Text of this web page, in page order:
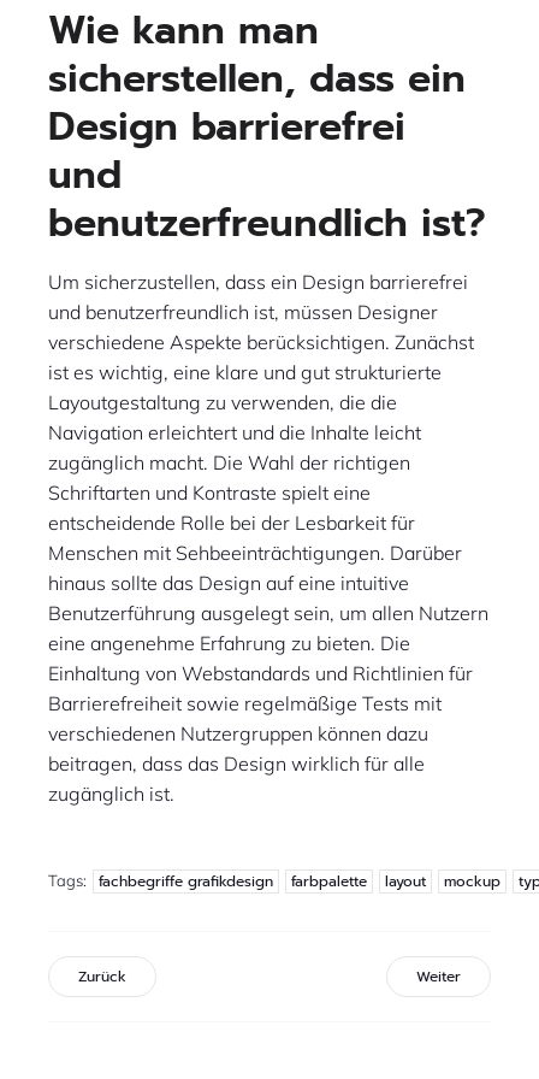
Wie kann man
sicherstellen, dass ein
Design barrierefrei
und
benutzerfreundlich ist?
Um sicherzustellen, dass ein Design barrierefrei
und benutzerfreundlich ist, müssen Designer
verschiedene Aspekte berücksichtigen. Zunächst
ist es wichtig, eine klare und gut strukturierte
Layoutgestaltung zu verwenden, die die
Navigation erleichtert und die Inhalte leicht
zugänglich macht. Die Wahl der richtigen
Schriftarten und Kontraste spielt eine
entscheidende Rolle bei der Lesbarkeit für
Menschen mit Sehbeeinträchtigungen. Darüber
hinaus sollte das Design auf eine intuitive
Benutzerführung ausgelegt sein, um allen Nutzern
eine angenehme Erfahrung zu bieten. Die
Einhaltung von Webstandards und Richtlinien für
Barrierefreiheit sowie regelmäßige Tests mit
verschiedenen Nutzergruppen können dazu
beitragen, dass das Design wirklich für alle
zugänglich ist.
Tags: fachbegriffe grafikdesign farbpalette layout mockup
Zurück Weiter